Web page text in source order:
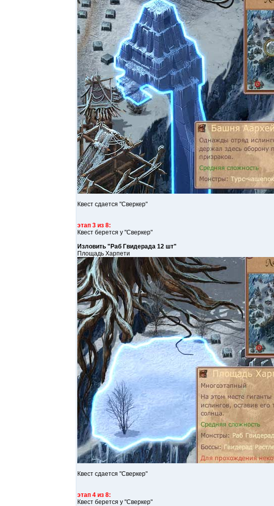
Квест сдается "Сверкер"
этап 3 из 8:
Квест берется у "Сверкер"
Изловить "Раб Гвидерада 12 шт"
Площадь Харпети
Квест сдается "Сверкер"
этап 4 из 8:
Квест берется у "Сверкер"